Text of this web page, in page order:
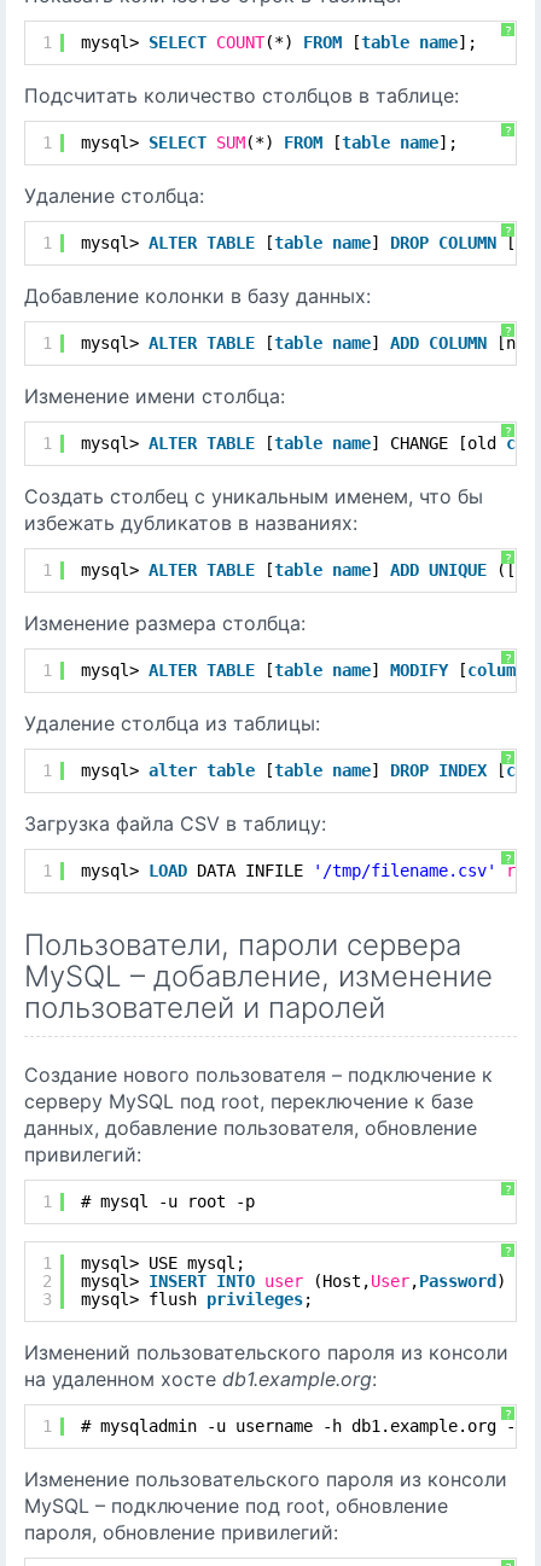
?
1 mysql> SELECT COUNT(*) FROM [table name];
Подсчитать количество столбцов в таблице:
?
1 mysql> SELECT SUM(*) FROM [table name];
Удаление столбца:
?
1 mysql> ALTER TABLE [table name] DROP COLUMN [
Добавление колонки в базу данных:
?
1 mysql> ALTER TABLE [table name] ADD COLUMN
Изменение имени столбца:
?
1 mysql> ALTER TABLE [table name] CHANGE [old
Создать столбец с уникальным именем, что бы
избежать дубликатов в названиях:
?
1 mysql> ALTER TABLE [table name] ADD UNIQUE ([
Изменение размера столбца:
?
1 mysql> ALTER TABLE [table name] MODIFY [column
Удаление столбца из таблицы:
?
1 mysql> alter table [table name] DROP INDEX [
Загрузка файла CSV в таблицу:
?
1 mysql> LOAD DATA INFILE '/tmp/filename.csv'
Пользователи, пароли сервера
MySQL – добавление, изменение
пользователей и паролей
Создание нового пользователя – подключение к
серверу MySQL под root, переключение к базе
данных, добавление пользователя, обновление
привилегий:
?
1 # mysql -u root -p
?
1
2
3
mysql> USE mysql;
mysql> INSERT INTO user (Host,User,Password )
mysql> flush privileges;
Изменений пользовательского пароля из консоли
на удаленном хосте db1.example.org:
?
1 # mysqladmin -u username -h db1.example.org -p
Изменение пользовательского пароля из консоли
MySQL – подключение под root, обновление
пароля, обновление привилегий: